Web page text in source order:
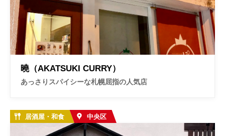
曉（AKATSUKI CURRY）
あっさりスパイシーな札幌屈指の人気店
居酒屋・和食 中央区